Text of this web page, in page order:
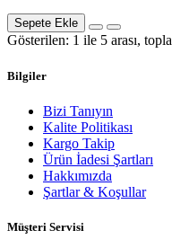
Sepete Ekle
Gösterilen: 1 ile 5 arası,
Bilgiler
Bizi Tanıyın
Kalite Politikası
Kargo Takip
Ürün İadesi Şartları
Hakkımızda
Şartlar & Koşullar
Müşteri Servisi